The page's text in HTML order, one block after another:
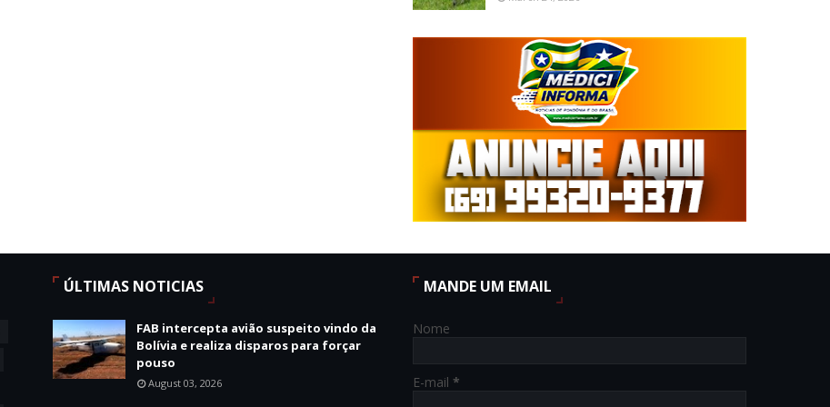
ÚLTIMAS NOTICIAS
FAB intercepta avião suspeito vindo da
Bolívia e realiza disparos para forçar
pouso
August 03, 2026
MANDE UM EMAIL
Nome
E-mail*